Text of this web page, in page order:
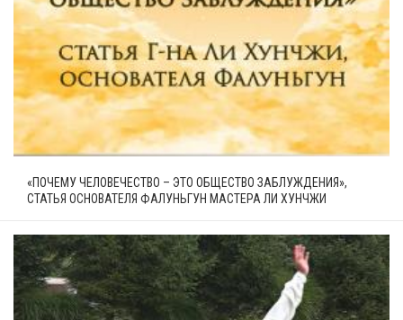
«ПОЧЕМУ ЧЕЛОВЕЧЕСТВО – ЭТО ОБЩЕСТВО ЗАБЛУЖДЕНИЯ»,
СТАТЬЯ ОСНОВАТЕЛЯ ФАЛУНЬГУН МАСТЕРА ЛИ ХУНЧЖИ